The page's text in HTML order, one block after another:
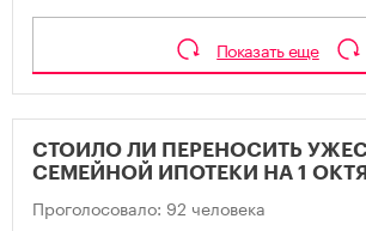
Показать еще
СТОИЛО ЛИ ПЕРЕНОСИТЬ
СЕМЕЙНОЙ ИПОТЕКИ НА 1
Проголосовало: 92 человека